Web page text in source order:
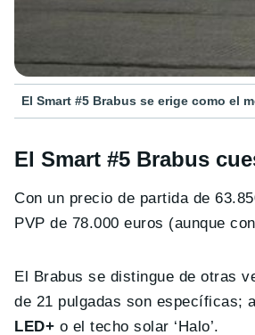
El Smart #5 Brabus se erige como el
El Smart #5 Brabus
Con un precio de partida de
PVP de 78.000 euros (aunque
El Brabus se distingue de otras
de 21 pulgadas son específicas;
LED+ o el techo solar ‘Halo’.